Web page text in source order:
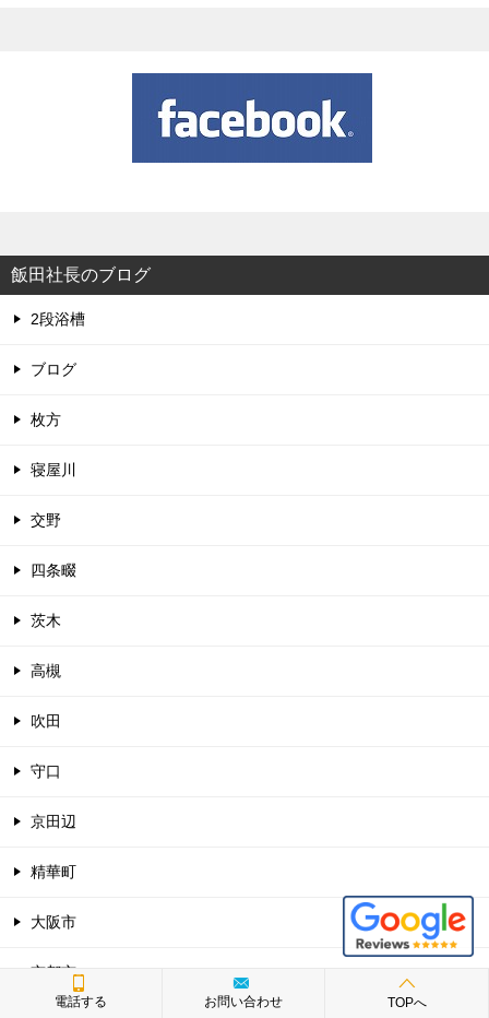
飯田社長のブログ
2段浴槽
ブログ
枚方
寝屋川
交野
四条畷
茨木
高槻
吹田
守口
京田辺
精華町
大阪市
京都市
電話する お問い合わせ TOPへ